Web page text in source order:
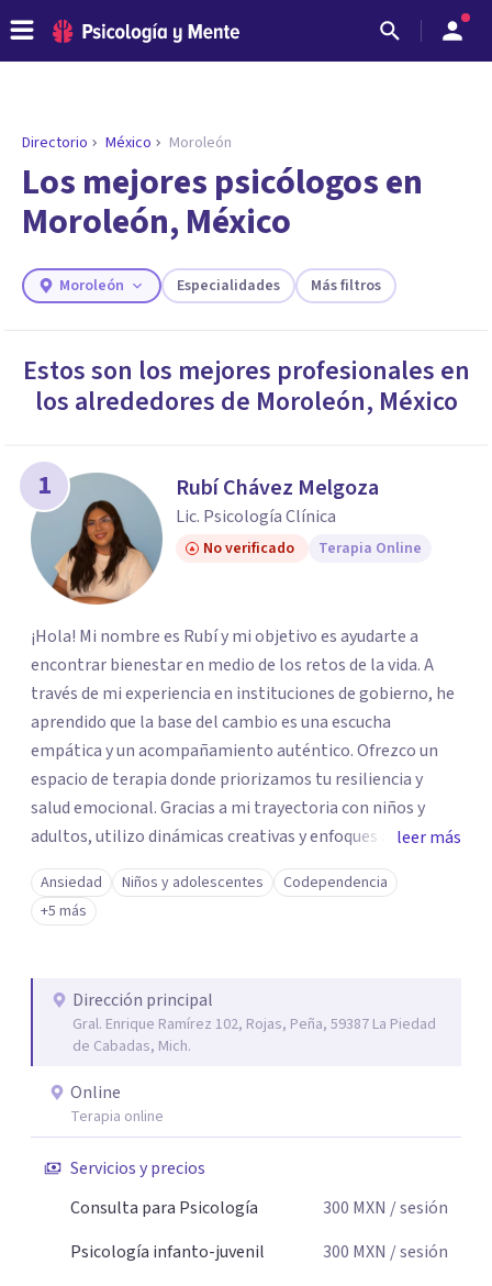
ENCONTRAR MI TERAPEUTA
¿Necesitas ayuda para encontrar el
Responde a unas breves preguntas y te ofreceremos
los profesionales que más se ajustan a tus
necesidades.
Responder cuestionario
Directorio México Moroleón
Los mejores psicólogos en
Moroleón, México
Moroleón Especialidades Más filtros
Estos son los mejores profesionales en
los alrededores de Moroleón, México
1 Rubí Chávez Melgoza
Lic. Psicología Clínica
No verificado Terapia Online
¡Hola! Mi nombre es Rubí y mi objetivo es ayudarte a
encontrar bienestar en medio de los retos de la vida. A
través de mi experiencia en instituciones de gobierno, he
aprendido que la base del cambio es una escucha
empática y un acompañamiento auténtico. ​Ofrezco un
espacio de terapia donde priorizamos tu resiliencia y
salud emocional. Gracias a mi trayectoria con niños y
adultos, utilizo dinámicas creativas y enfoques adaptados
a tus necesidades específicas. Estoy aquí para escucharte
y brindarte las herramientas necesarias para fortalecer
tu paz mental.
leer más
Ansiedad Niños y adolescentes
Codependencia
+5 más
Dirección principal
Gral. Enrique Ramírez 102, Rojas, Peña, 59387 La Piedad
de Cabadas, Mich.
Online
Terapia online
Servicios y precios
Consulta para Psicología
300 MXN / sesión
Psicología infanto-juvenil
300 MXN / sesión